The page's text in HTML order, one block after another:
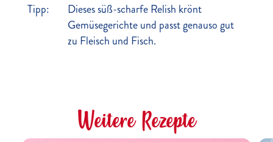
Tipp:
Dieses süß-scharfe Relish krönt
Gemüsegerichte und passt genauso gut
zu Fleisch und Fisch.
Weitere Rezepte